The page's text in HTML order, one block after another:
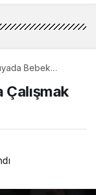
Bebek
Anlama Gelir?